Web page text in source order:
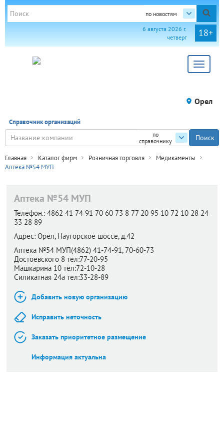
по новостям
18+
6 августа 2026 г.
четверг
Toggle
Орел
Справочник организаций
по
справочнику
Главная Каталог фирм Розничная торговля
Медикаменты
Аптека №54 МУП
Аптека №54 МУП
Телефон.: 4862 41 74 91 70 60 73 8 77 20 95 10 72 10 28 24
33 28 89
Адрес: Орел, Наугорское шоссе, д.42
Аптека №54 МУП(4862) 41-74-91, 70-60-73
Достоевского 8 тел:77-20-95
Машкарина 10 тел:72-10-28
Силикатная 24а тел:33-28-89
Добавить новую организацию
Исправить неточность
Заказать приоритетное размещение
Информация актуальна